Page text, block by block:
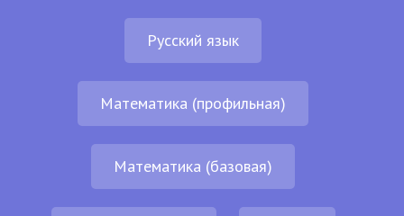
Русский язык
Математика (профильная)
Математика (базовая)